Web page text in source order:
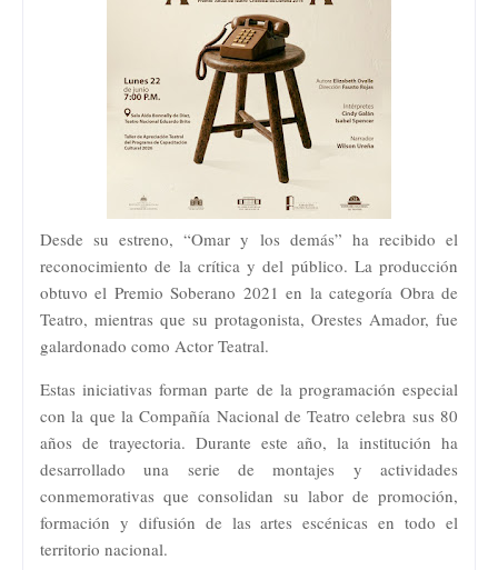
Desde su estreno, “Omar y los demás” ha recibido el
reconocimiento de la crítica y del público. La producción
obtuvo el Premio Soberano 2021 en la categoría Obra de
Teatro, mientras que su protagonista, Orestes Amador, fue
galardonado como Actor Teatral.
Estas iniciativas forman parte de la programación especial
con la que la Compañía Nacional de Teatro celebra sus 80
años de trayectoria. Durante este año, la institución ha
desarrollado una serie de montajes y actividades
conmemorativas que consolidan su labor de promoción,
formación y difusión de las artes escénicas en todo el
territorio nacional.